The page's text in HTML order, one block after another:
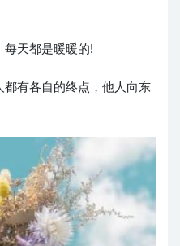
每天都是暖暖的!
有各自的终点，他人向东